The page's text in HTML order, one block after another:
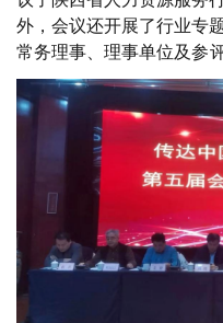
外，会议还开展了行业专
常务理事、理事单位及参